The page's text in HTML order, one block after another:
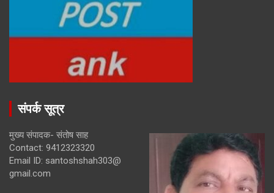
संपर्क सूत्र
मुख्य संपादक- संतोष साह
Contact: 9412323320
Email ID: santoshshah303@
gmail.com